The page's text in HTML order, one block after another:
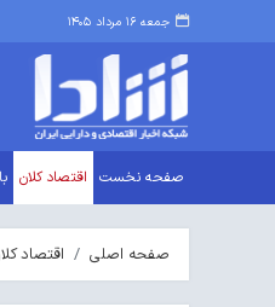
جمعه ۱۶ مرداد ۱۴۰۵
صفحه نخست اقتصاد کلان
صفحه اصلی اقتصاد